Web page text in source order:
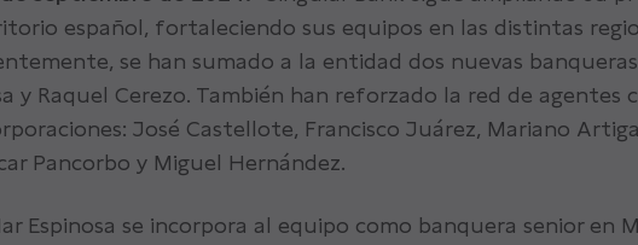
español, fortaleciendo sus equipos en las distintas
se han sumado a la entidad dos nuevas
y Raquel Cerezo. También han reforzado la red de agentes
José Castellote, Francisco Juárez, Mariano
Pancorbo y Miguel Hernández.
Espinosa se incorpora al equipo como banquera senior en